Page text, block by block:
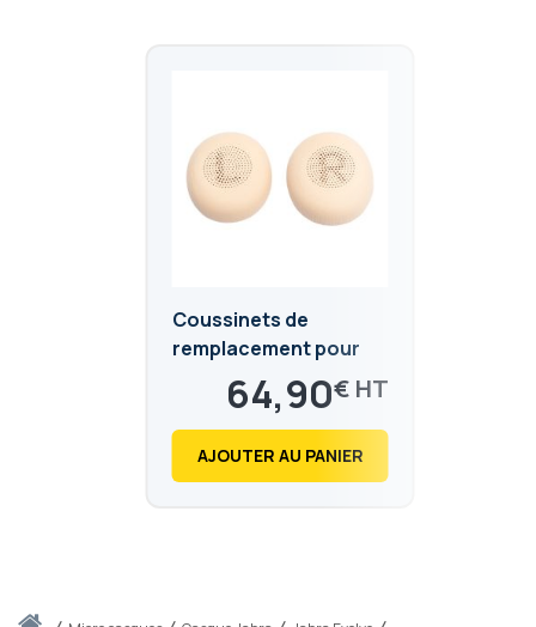
Coussinets de
remplacement pour
Jabra Evolve2 40/65
64,90€
77,88
AJOUTER AU PANIER